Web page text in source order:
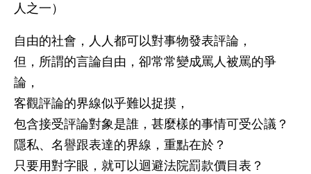
人之一）
自由的社會，人人都可以對事物發表評論，
但，所謂的言論自由，卻常常變成罵人被罵的爭
論，
客觀評論的界線似乎難以捉摸，
包含接受評論對象是誰，甚麼樣的事情可受公議？
隱私、名譽跟表達的界線，重點在於？
只要用對字眼，就可以迴避法院罰款價目表？